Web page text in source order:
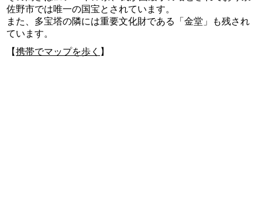
佐野市では唯一の国宝とされています。
また、多宝塔の隣には重要文化財である「金堂」も残され
ています。
【携帯でマップを歩く 】